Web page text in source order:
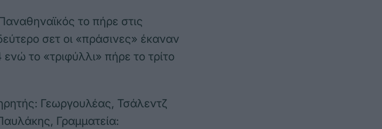
το πήρε στις
σετ οι «πράσινες» έκαναν
το «τριφύλλι» πήρε το τρίτο
Γεωργουλέας, Τσάλεντζ
Γραμματεία: